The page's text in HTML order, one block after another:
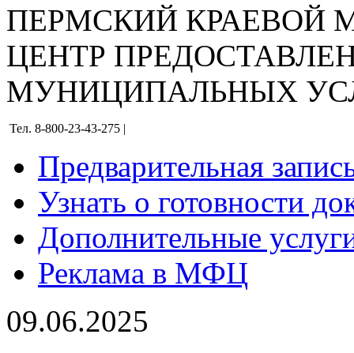
ПЕРМСКИЙ КРАЕВОЙ
ЦЕНТР
МУНИЦИПАЛЬНЫХ
Тел. 8-800-23-43-275 |
Предварительная
Узнать о готовности
Дополнительные
Реклама в МФЦ
09.06.2025